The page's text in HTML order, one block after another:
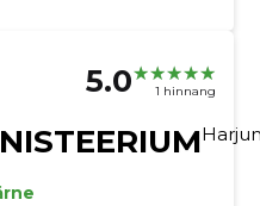
5.0 1 hinnang